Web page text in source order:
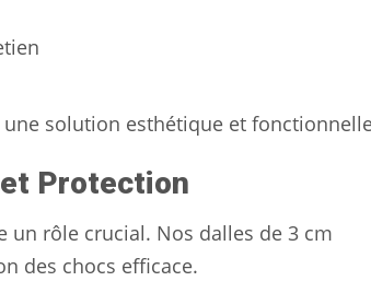
solution esthétique et
Protection
un rôle crucial. Nos dalles de 3 cm
des chocs efficace.